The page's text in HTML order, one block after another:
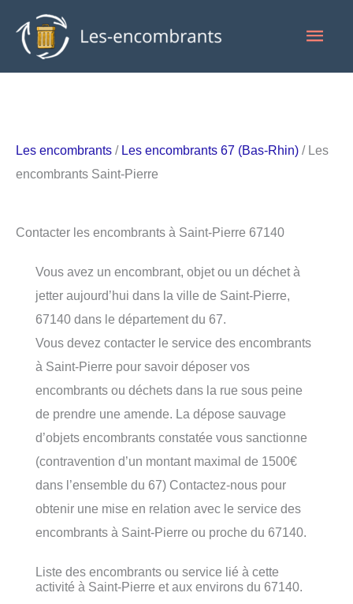
contenu
Les encombrants / Les encombrants 67 (Bas-Rhin) / Les
encombrants Saint-Pierre
Contacter les encombrants à Saint-Pierre 67140
Vous avez un encombrant, objet ou un déchet à
jetter aujourd’hui dans la ville de Saint-Pierre,
67140 dans le département du 67.
Vous devez contacter le service des encombrants
à Saint-Pierre pour savoir déposer vos
encombrants ou déchets dans la rue sous peine
de prendre une amende. La dépose sauvage
d’objets encombrants constatée vous sanctionne
(contravention d’un montant maximal de 1500€
dans l’ensemble du 67) Contactez-nous pour
obtenir une mise en relation avec le service des
encombrants à Saint-Pierre ou proche du 67140.
Liste des encombrants ou service lié à cette
activité à Saint-Pierre et aux environs du 67140.